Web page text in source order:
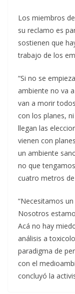
Los miembros
su reclamo es
sostienen que
trabajo de los
“Si no se
ambiente no va
van a morir
con los planes,
llegan las
vienen con
un ambiente
no que
cuatro metros de
“Necesitamos
Nosotros
Acá no hay
análisis a
paradigma de
con el
concluyó la